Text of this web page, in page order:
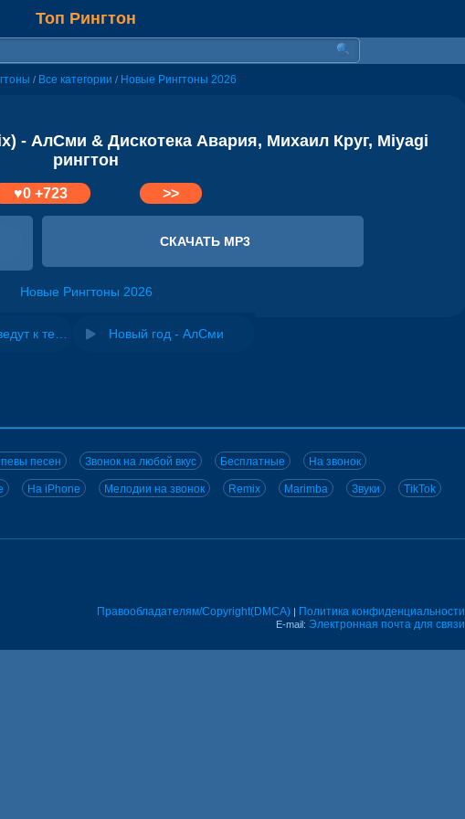
Топ Рингтон
/ Все категории / Новые Рингтоны 2026
- АлСми & Дискотека Авария, Михаил Круг, Miyagi
рингтон
♥0+723 >>
СКАЧАТЬ MP3
Новые Рингтоны 2026
Новый год - АлСми
песен Звонок на любой вкус Бесплатные На звонок
На iPhone Мелодии на звонок Remix Marimba Звуки TikTok
Правообладателям/Copyright(DMCA) | Политика конфиденциальности
E-mail: Электронная почта для связи